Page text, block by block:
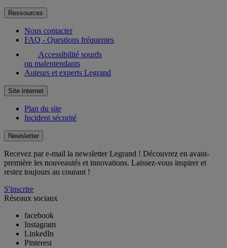
Ressources
Nous contacter
FAQ - Questions fréquentes
Accessibilité sourds
ou malentendants
Auteurs et experts Legrand
Site internet
Plan du site
Incident sécurité
Newsletter
Recevez par e-mail la newsletter Legrand ! Découvrez en avant-
première les nouveautés et innovations. Laissez-vous inspirer et
restez toujours au courant !
S'inscrire
Réseaux sociaux
facebook
Instagram
LinkedIn
Pinterest